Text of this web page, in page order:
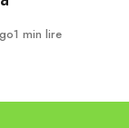
1 min lire